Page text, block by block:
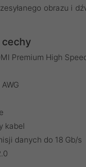
obrazu i
cechy
Premium High
kabel
danych do 18 Gb/s